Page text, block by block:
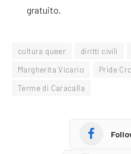
gratuito.
cultura queer diritti civili
Margherita Vicario
Pride
Terme di Caracalla